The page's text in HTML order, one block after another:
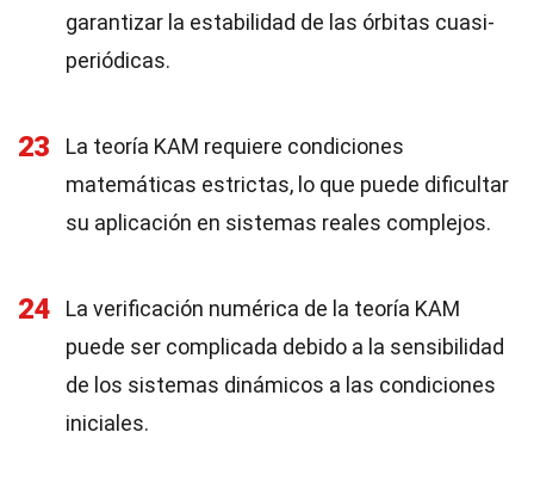
garantizar la estabilidad de las órbitas cuasi-
periódicas.
23
La teoría KAM requiere condiciones
matemáticas estrictas, lo que puede dificultar
su aplicación en sistemas reales complejos.
24
La verificación numérica de la teoría KAM
puede ser complicada debido a la sensibilidad
de los sistemas dinámicos a las condiciones
iniciales.